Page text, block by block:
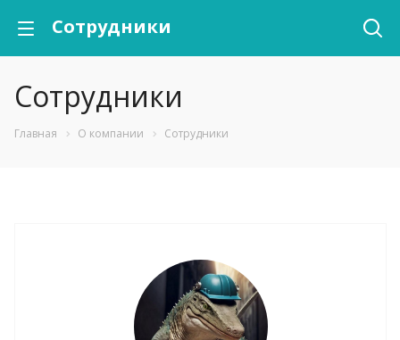
Сотрудники
Сотрудники
Главная О компании Сотрудники